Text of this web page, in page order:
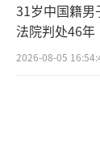
31岁中国籍男
法院判处46年
2026-08-05